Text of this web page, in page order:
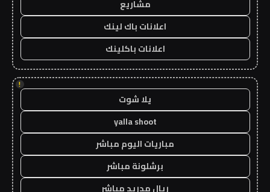
مشاريع
اعلانات باك لينك
اعلانات باكلينك
!
يلا شوت
yalla shoot
مباريات اليوم مباشر
برشلونة مباشر
ريال مدريد مباشر